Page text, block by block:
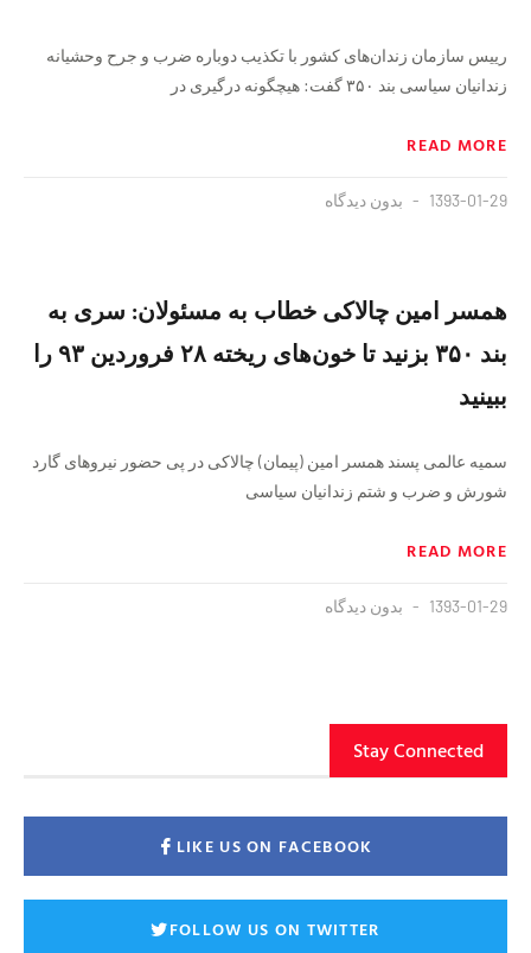
رییس سازمان زندان‌های کشور با تکذیب دوباره ضرب و جرح وحشیانه
زندانیان سیاسی بند ۳۵۰ گفت: هیچگونه درگیری در
READ MORE
1393-01-29 بدون دیدگاه
همسر امین چالاکی خطاب به مسئولان: سری به
بند ۳۵۰ بزنید تا خون‌های ریخته ۲۸ فروردین ۹۳ را
ببینید
سمیه عالمی پسند همسر امین (پیمان) چالاکی در پی حضور نیروهای گارد
شورش و ضرب و شتم زندانیان سیاسی
READ MORE
1393-01-29 بدون دیدگاه
Stay Connected
LIKE US ON FACEBOOK
FOLLOW US ON TWITTER